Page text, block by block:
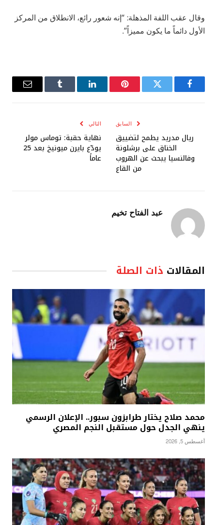
وقال عقب اللفة المذهلة: “إنه شعور رائع، الانطلاق من المركز
الأول دائماً ما يكون مميزاً”.
فيسبوك تويتر بينتيريستلينكدإن Tumblr
البريد
السابق
ريال مدريد يطمح لتضييق
الخناق على برشلونة
وفالنسيا يبحث عن الهروب
من القاع
التالي
نهاية حقبة: توماس مولر
يودّع بايرن ميونيخ بعد 25
عاماً
عبد الفتاح تخيم
المقالات ذات الصلة
محمد صلاح يختار طرابزون سبور.. الإعلان الرسمي
ينهي الجدل حول مستقبل النجم المصري
أغسطس 5, 2026